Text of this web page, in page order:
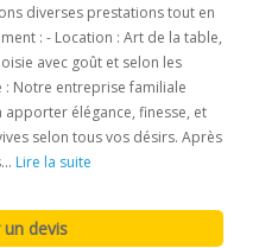
diverses prestations tout en
: - Location : Art de la table,
avec goût et selon les
: Notre entreprise familiale
élégance, finesse, et
selon tous vos désirs. Après
Lire la suite